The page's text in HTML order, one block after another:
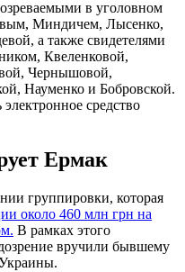
в уголовном
Миндичем, Лысенко,
а также свидетелями
Квеленковой,
Чернышовой,
Науменко и Бобровской.
средство
Ермак
группировки, которая
около 460 млн грн на
В рамках этого
вручили бывшему